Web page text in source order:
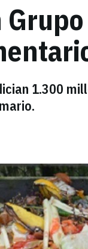
1.300